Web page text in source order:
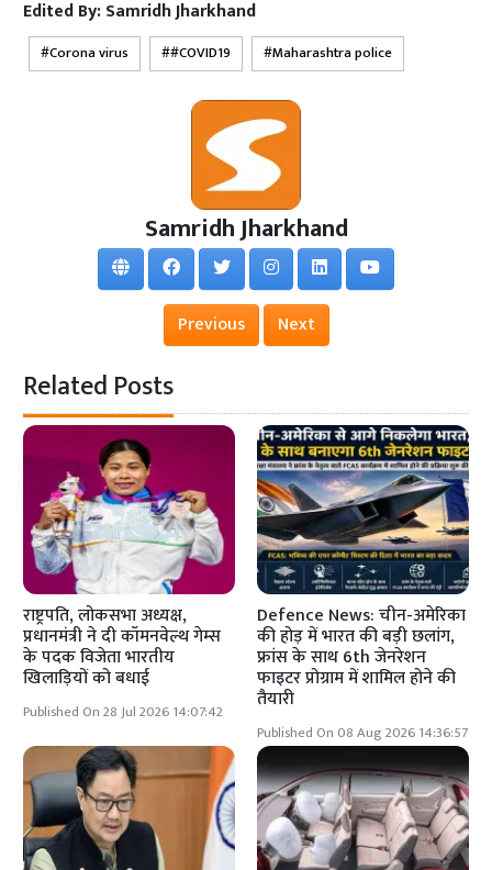
Edited By:Samridh Jharkhand
Corona virus #COVID19 Maharashtra police
Samridh Jharkhand
Previous Next
Related Posts
राष्ट्रपति, लोकसभा अध्यक्ष,
प्रधानमंत्री ने दी कॉमनवेल्थ गेम्स
के पदक विजेता भारतीय
खिलाड़ियों को बधाई
Published On 28 Jul 2026 14:07:42
Defence News: चीन-अमेरिका
की होड़ में भारत की बड़ी छलांग,
फ्रांस के साथ 6th जेनरेशन
फाइटर प्रोग्राम में शामिल होने की
तैयारी
Published On 08 Aug 2026 14:36:57